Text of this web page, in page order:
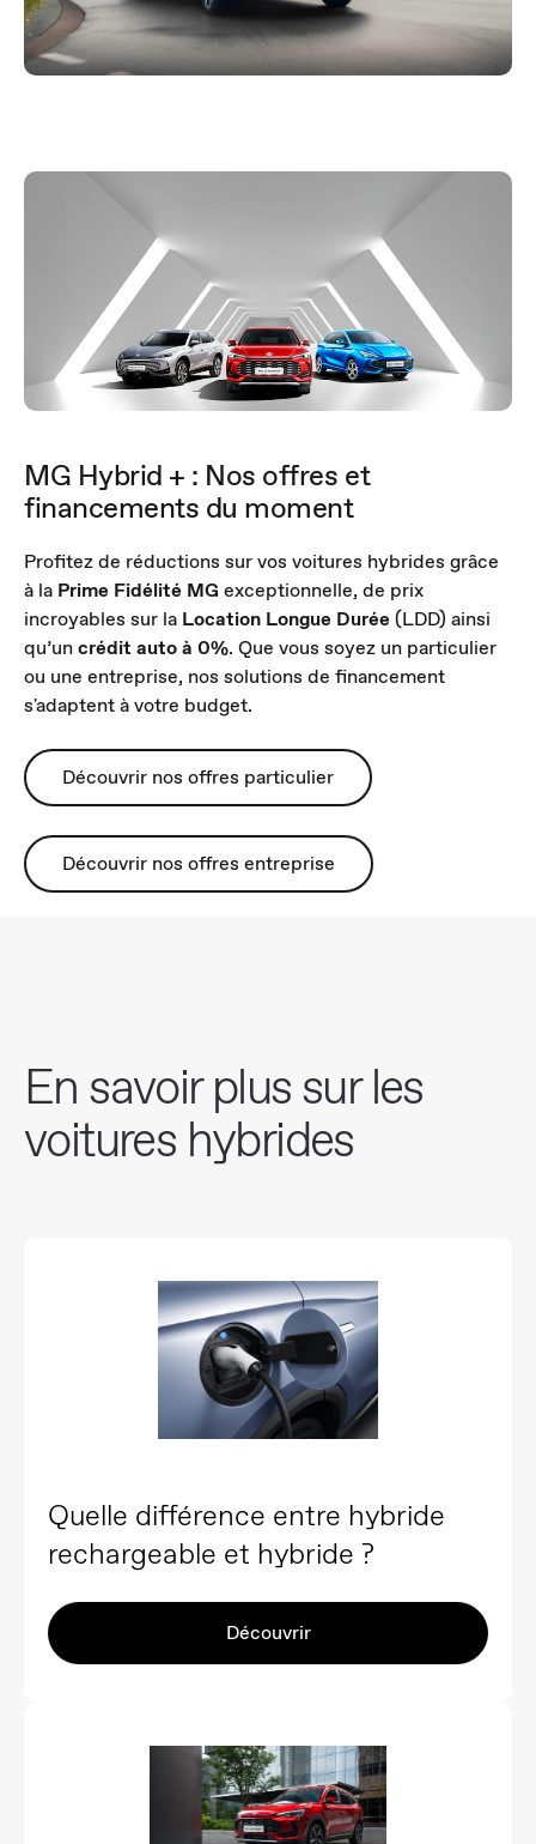
MG Hybrid + : Nos offres et
financements du moment
Profitez de réductions sur vos voitures hybrides grâce
à la Prime Fidélité MG exceptionnelle, de prix
incroyables sur la Location Longue Durée (LDD) ainsi
qu’uncrédit auto à 0%. Que vous soyez un particulier
ou une entreprise, nos solutions de financement
s'adaptent à votre budget.
Découvrir nos offres particulier
Découvrir nos offres entreprise
En savoir plus sur les
voitures hybrides
Quelle différence entre hybride
rechargeable et hybride ?
Découvrir